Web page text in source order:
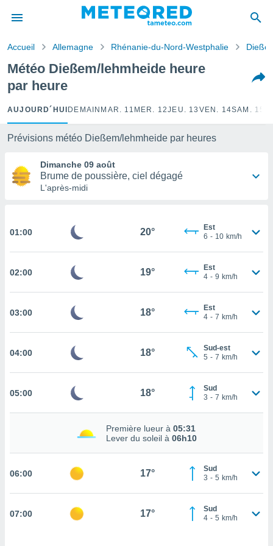
de
a
par
les
nous
de très
ACCEPTER
Accueil Allemagne Rhénanie-du-Nord-Westphalie
Météo Dießem/lehmheide heure
par heure
AUJOURD´HUI DEMAIN MAR. 11 MER. 12JEU. 13 VEN. 14SAM. 15
Prévisions météo Dießem/lehmheide par heures
Dimanche 09 août
Brume de poussière, ciel dégagé
L'après-midi
01:00 20°
Est
6 - 10 km/h
02:00 19°
Est
4 - 9 km/h
03:00 18°
Est
4 - 7 km/h
04:00 18°
Sud-est
5 - 7 km/h
05:00 18°
Sud
3 - 7 km/h
Première lueur à 05:31
Lever du soleil à 06h10
06:00 17°
Sud
3 - 5 km/h
07:00 17°
Sud
4 - 5 km/h